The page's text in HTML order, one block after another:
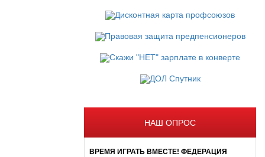
НАШ ОПРОС
ВРЕМЯ ИГРАТЬ ВМЕСТЕ! ФЕДЕРАЦИЯ